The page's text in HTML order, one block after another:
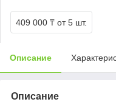
409 000 ₸ от 5 шт.
Описание
Описание